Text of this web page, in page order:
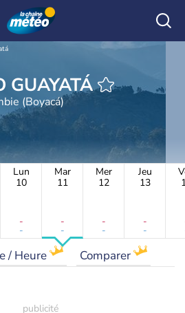
METEO GUAYATÁ
(Boyacá)
Lun
10
-
-
Mar
11
-
-
Mer
12
-
-
Jeu
13
-
-
/ Heure Comparer